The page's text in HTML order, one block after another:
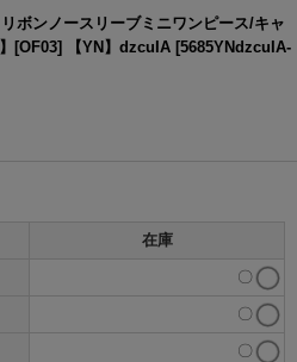
ボンノースリーブミニワンピース/キャ
[OF03] 【YN】dzcuIA [5685YNdzcuIA-
在庫
〇
〇
〇